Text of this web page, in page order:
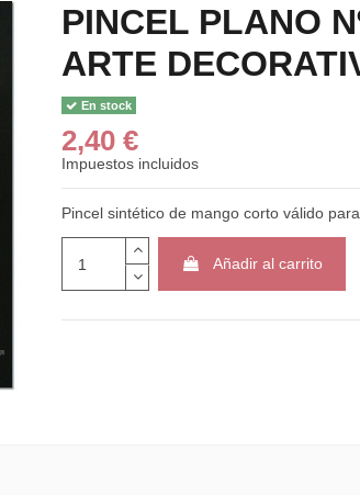
PINCEL PLANO
ARTE
En stock
2,40 €
Impuestos incluidos
Pincel sintético de mango corto válido
Añadir al carrito